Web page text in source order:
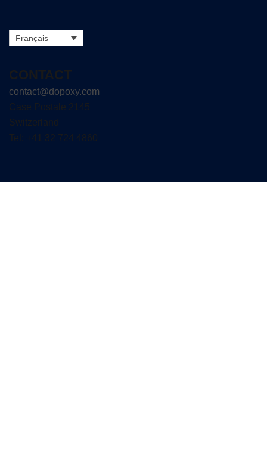
Français
CONTACT
contact@dopoxy.com
Case Postale 2145
Switzerland
Tel: +41 32 724 4860